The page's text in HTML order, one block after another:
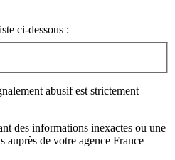
ci-dessous :
abusif est strictement
des informations inexactes ou une
auprès de votre agence France